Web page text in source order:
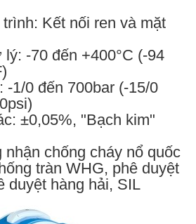
Kết nối ren và mặt
-70 đến +400°C (-94
-1/0 đến 700bar (-15/0
±0,05%, "Bạch kim"
nhận chống cháy nổ quốc
tràn WHG, phê duyệt
duyệt hàng hải, SIL